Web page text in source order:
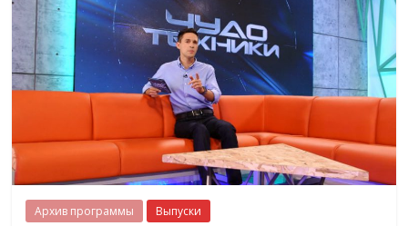
Архив программы Выпуски